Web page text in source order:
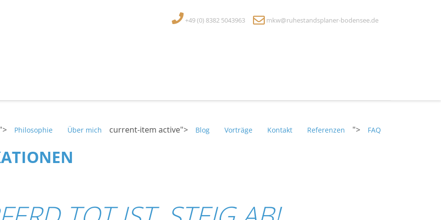
+49 (0) 8382 5043963 mkw@ruhestandsplaner-bodensee.de
"> Philosophie Über mich current-item active"> Blog Vorträge Kontakt Referenzen "> FAQ